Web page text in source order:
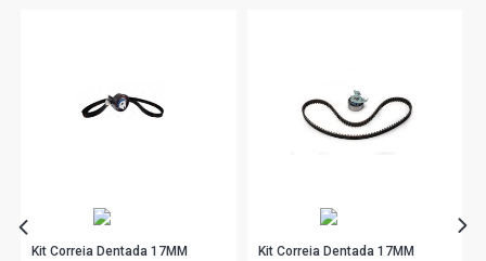
Kit Correia Dentada 17MM
Kit Correia Dentada 17MM